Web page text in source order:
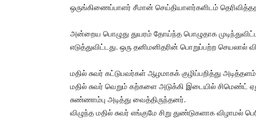
ஒருங்கிணைப்பாளர் சீமான் செய்தியாளர்களிடம்
அன்றைய பொழுது துயரம் தோய்ந்த பொழுதாக
எடுத்துவிட்டது. ஒரு தனிமனிதரின் பொறுப்பற்ற செயலால்
மதில் சுவர் கட்டுபவர்கள் ஆழமாகக் குழிப்பறித்து
மதில் சுவர் வெறும் கற்களை அடுக்கி இடையில் சிமெண்ட்
சுண்ணாம்பு அடித்து வைத்திருந்தனர்.
விழுந்த மதில் சுவர் எங்குமே சிறு துண்டுகளாக விழாமல்